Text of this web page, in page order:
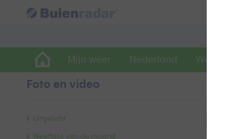
Mijn weer Nederland
Foto en video
Uitgelicht
Weerfoto van de maand